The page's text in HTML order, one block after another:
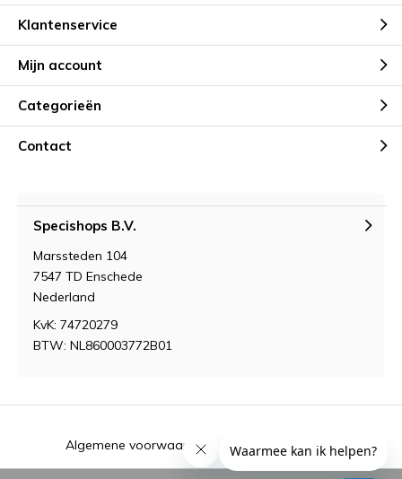
Klantenservice
Mijn account
Categorieën
Contact
Specishops B.V.
Marssteden 104
7547 TD Enschede
Nederland
KvK: 74720279
BTW: NL860003772B01
Algemene voorwaarden RSS-feed Sitemap